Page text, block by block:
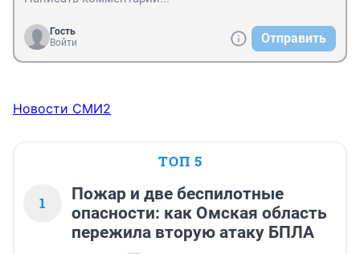
Гость
Войти
Отправить
Новости СМИ2
ТОП 5
1
Пожар и две беспилотные
опасности: как Омская область
пережила вторую атаку БПЛА